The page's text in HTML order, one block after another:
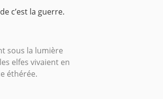
c’est la guerre.
sous la lumière
elfes vivaient en
éthérée.